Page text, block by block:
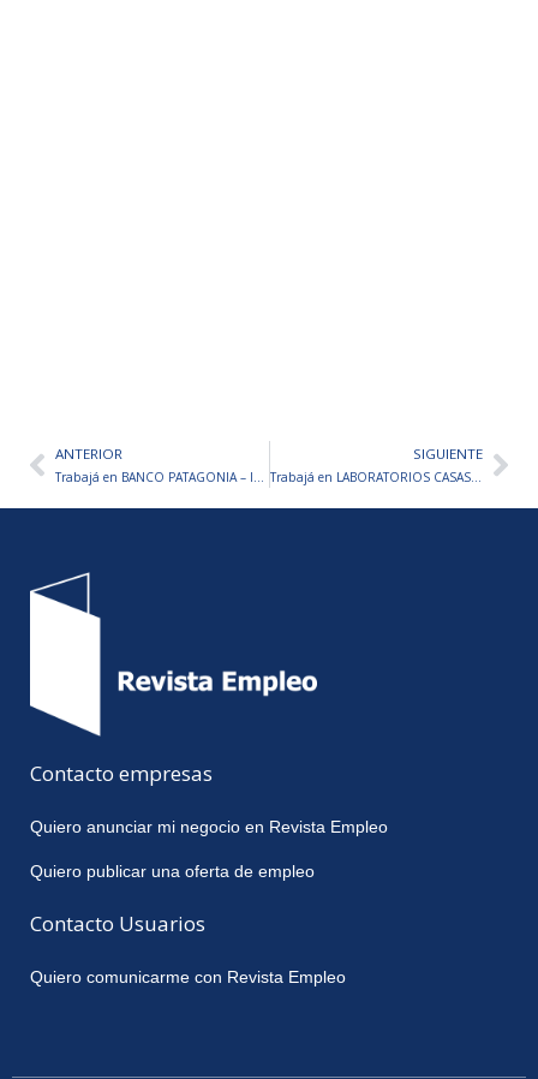
AntANTERIOR
Trabajá en BANCO PATAGONIA – Inscripciones abiertas
SIGUIENTE
Trabajá en LABORATORIOS CASASCO – Inscripciones abiertas
Contacto empresas
Quiero anunciar mi negocio en Revista Empleo
Quiero publicar una oferta de empleo
Contacto Usuarios
Quiero comunicarme con Revista Empleo